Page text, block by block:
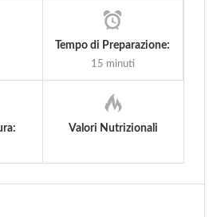
Tempo di Preparazione:
15 minuti
Valori Nutrizionali